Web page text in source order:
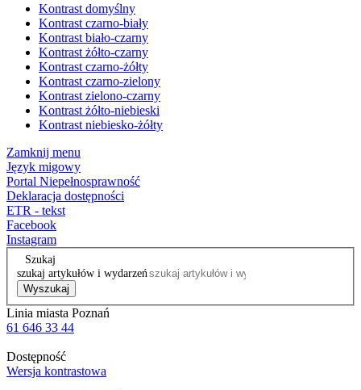
Kontrast domyślny
Kontrast czarno-biały
Kontrast biało-czarny
Kontrast żółto-czarny
Kontrast czarno-żółty
Kontrast czarno-zielony
Kontrast zielono-czarny
Kontrast żółto-niebieski
Kontrast niebiesko-żółty
Zamknij menu
Język migowy
Portal Niepełnosprawność
Deklaracja dostępności
ETR - tekst
Facebook
Instagram
Szukaj
szukaj artykułów i wydarzeń
Wyszukaj
Linia miasta Poznań
61 646 33 44
Dostępność
Wersja kontrastowa